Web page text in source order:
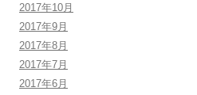
2017年10月
2017年9月
2017年8月
2017年7月
2017年6月